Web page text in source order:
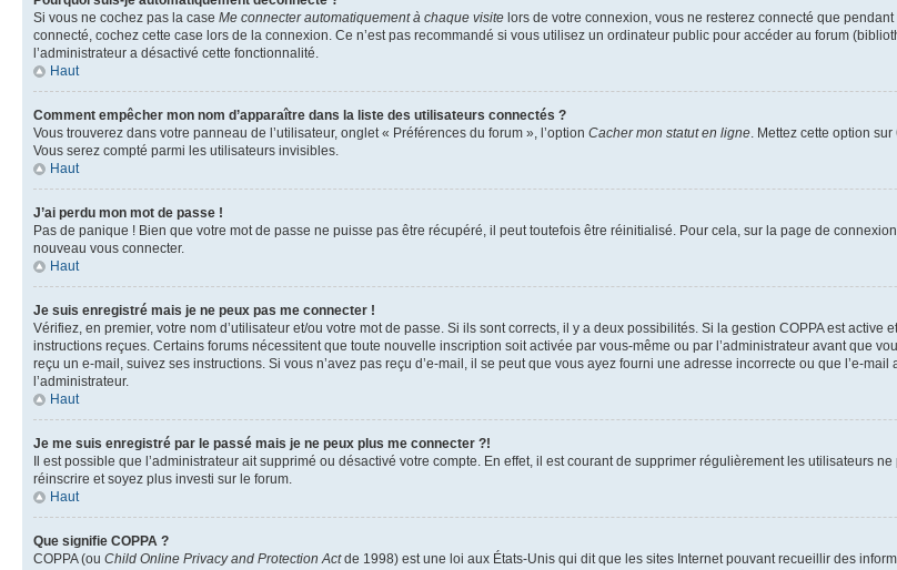
Si vous ne cochez pas la case Me connecter automatiquement à chaque visite lors de votre connexion, vous ne resterez connecté que
connecté, cochez cette case lors de la connexion. Ce n’est pas recommandé si vous utilisez un ordinateur public pour accéder au forum
l’administrateur a désactivé cette fonctionnalité.
Haut
Comment empêcher mon nom d’apparaître dans la liste des utilisateurs connectés ?
Vous trouverez dans votre panneau de l’utilisateur, onglet « Préférences du forum », l’option Cacher mon statut en ligne. Mettez cette option sur
Vous serez compté parmi les utilisateurs invisibles.
Haut
J’ai perdu mon mot de passe !
Pas de panique ! Bien que votre mot de passe ne puisse pas être récupéré, il peut toutefois être réinitialisé. Pour cela, sur la page de
nouveau vous connecter.
Haut
Je suis enregistré mais je ne peux pas me connecter !
Vérifiez, en premier, votre nom d’utilisateur et/ou votre mot de passe. Si ils sont corrects, il y a deux possibilités. Si la gestion COPPA est
instructions reçues. Certains forums nécessitent que toute nouvelle inscription soit activée par vous-même ou par l’administrateur avant que
reçu un e-mail, suivez ses instructions. Si vous n’avez pas reçu d’e-mail, il se peut que vous ayez fourni une adresse incorrecte ou que l’e-
l’administrateur.
Haut
Je me suis enregistré par le passé mais je ne peux plus me connecter ?!
Il est possible que l’administrateur ait supprimé ou désactivé votre compte. En effet, il est courant de supprimer régulièrement les utilisateurs
réinscrire et soyez plus investi sur le forum.
Haut
Que signifie COPPA ?
COPPA (ou Child Online Privacy and Protection Actde 1998) est une loi aux États-Unis qui dit que les sites Internet pouvant recueillir des